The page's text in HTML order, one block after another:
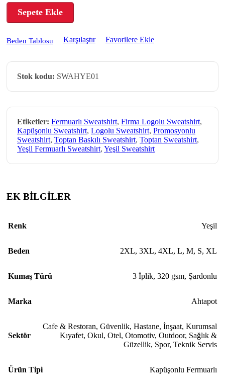
Sepete Ekle
Beden Tablosu Karşılaştır Favorilere Ekle
Stok kodu: SWAHYE01
Etiketler: Fermuarlı Sweatshirt, Firma Logolu Sweatshirt,
Kapüşonlu Sweatshirt, Logolu Sweatshirt, Promosyonlu
Sweatshirt, Toptan Baskılı Sweatshirt, Toptan Sweatshirt,
Yeşil Fermuarlı Sweatshirt, Yeşil Sweatshirt
EK BİLGİLER
Renk Yeşil
Beden 2XL, 3XL, 4XL, L, M, S, XL
Kumaş Türü 3 İplik, 320 gsm, Şardonlu
Marka Ahtapot
Sektör
Cafe & Restoran, Güvenlik, Hastane, İnşaat, Kurumsal
Kıyafet, Okul, Otel, Otomotiv, Outdoor, Sağlık &
Güzellik, Spor, Teknik Servis
Ürün Tipi Kapüşonlu Fermuarlı